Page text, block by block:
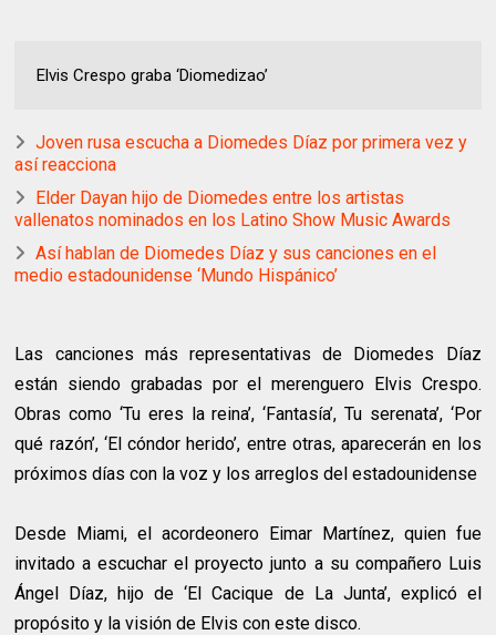
Elvis Crespo graba ‘Diomedizao’
Joven rusa escucha a Diomedes Díaz por primera vez y
así reacciona
Elder Dayan hijo de Diomedes entre los artistas
vallenatos nominados en los Latino Show Music Awards
Así hablan de Diomedes Díaz y sus canciones en el
medio estadounidense ‘Mundo Hispánico’
Las canciones más representativas de Diomedes Díaz
están siendo grabadas por el merenguero Elvis Crespo.
Obras como ‘Tu eres la reina’, ‘Fantasía’, Tu serenata’, ‘Por
qué razón’, ‘El cóndor herido’, entre otras, aparecerán en los
próximos días con la voz y los arreglos del estadounidense
Desde Miami, el acordeonero Eimar Martínez, quien fue
invitado a escuchar el proyecto junto a su compañero Luis
Ángel Díaz, hijo de ‘El Cacique de La Junta’, explicó el
propósito y la visión de Elvis con este disco.